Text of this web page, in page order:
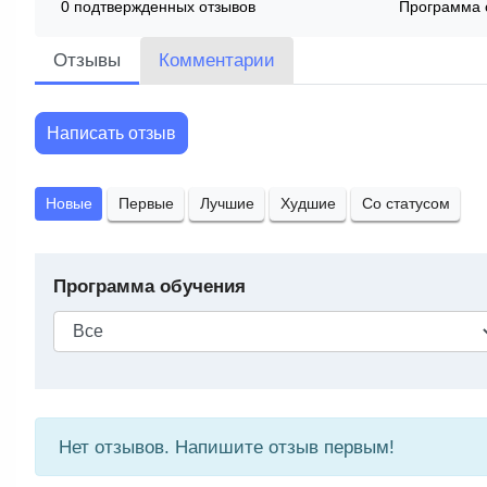
0 подтвержденных отзывов Программа
Отзывы Комментарии
Написать отзыв
Новые Первые Лучшие Худшие Со статусом
Программа обучения
Нет отзывов. Напишите отзыв первым!